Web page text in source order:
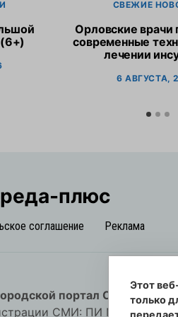
СВЕЖИЕ
Орловские врачи
современные
лечении
6 АВГУСТА,
плюс
соглашение Реклама
портал Орловская
СМИ: ПИ №57-00254
Этот
только